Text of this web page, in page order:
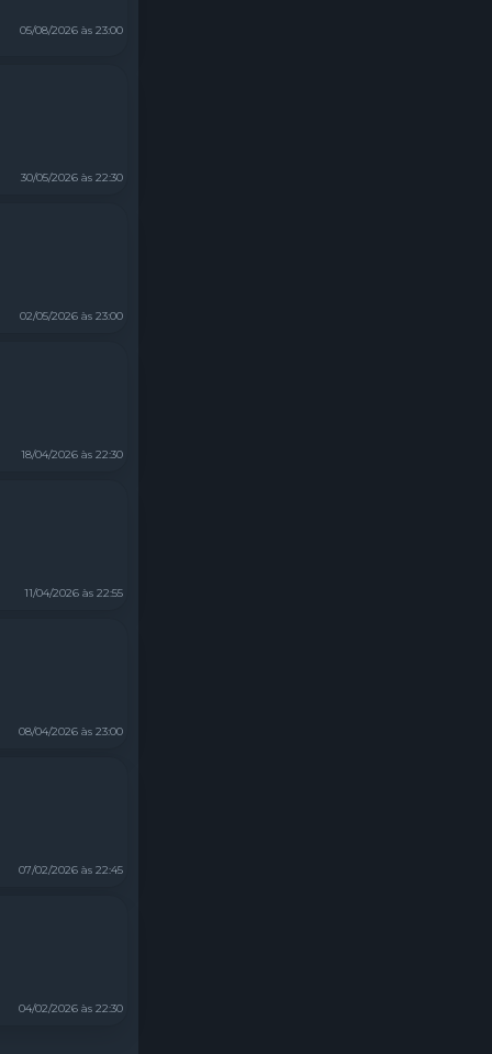
05/08/2026 às 23:00
30/05/2026 às 22:30
02/05/2026 às 23:00
18/04/2026 às 22:30
11/04/2026 às 22:55
08/04/2026 às 23:00
07/02/2026 às 22:45
04/02/2026 às 22:30